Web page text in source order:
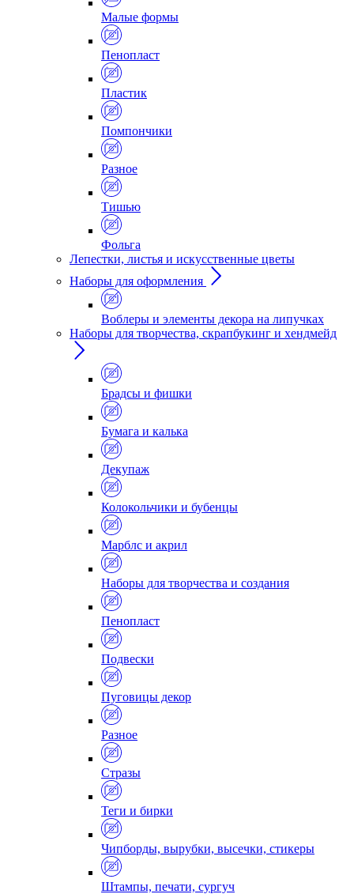
Малые формы
Пенопласт
Пластик
Помпончики
Разное
Тишью
Фольга
Лепестки, листья и искусственные цветы
Наборы для оформления
Воблеры и элементы декора на липучках
Наборы для творчества, скрапбукинг и хендмейд
Брадсы и фишки
Бумага и калька
Декупаж
Колокольчики и бубенцы
Марблс и акрил
Наборы для творчества и создания
Пенопласт
Подвески
Пуговицы декор
Разное
Стразы
Теги и бирки
Чипборды, вырубки, высечки, стикеры
Штампы, печати, сургуч